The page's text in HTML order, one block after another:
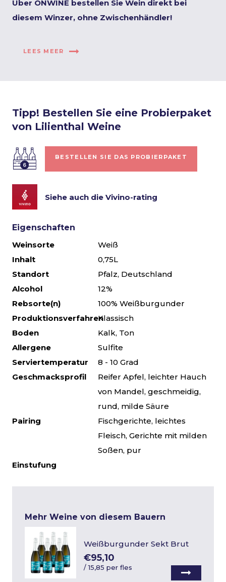
Über ONWINE bestellen Sie Wein direkt bei
diesem Winzer, ohne Zwischenhändler!
LEES MEER
Tipp! Bestellen Sie eine Probierpaket
von Lilienthal Weine
BESTELLEN SIE DAS PROBIERPAKET
Siehe auch die Vivino-rating
Eigenschaften
Weinsorte
Weiß
Inhalt
0,75L
Standort
Pfalz, Deutschland
Alcohol
12%
Rebsorte(n)
100% Weißburgunder
ProduktionsverfahrenKlassisch
Boden
Kalk, Ton
Allergene
Sulfite
Serviertemperatur
8 - 10 Grad
Geschmacksprofil
Reifer Apfel, leichter Hauch
von Mandel, geschmeidig,
rund, milde Säure
Pairing
Fischgerichte, leichtes
Fleisch, Gerichte mit milden
Soßen, pur
Einstufung
Mehr Weine von diesem Bauern
Weißburgunder Sekt Brut
€95,10
/15,85 per fles